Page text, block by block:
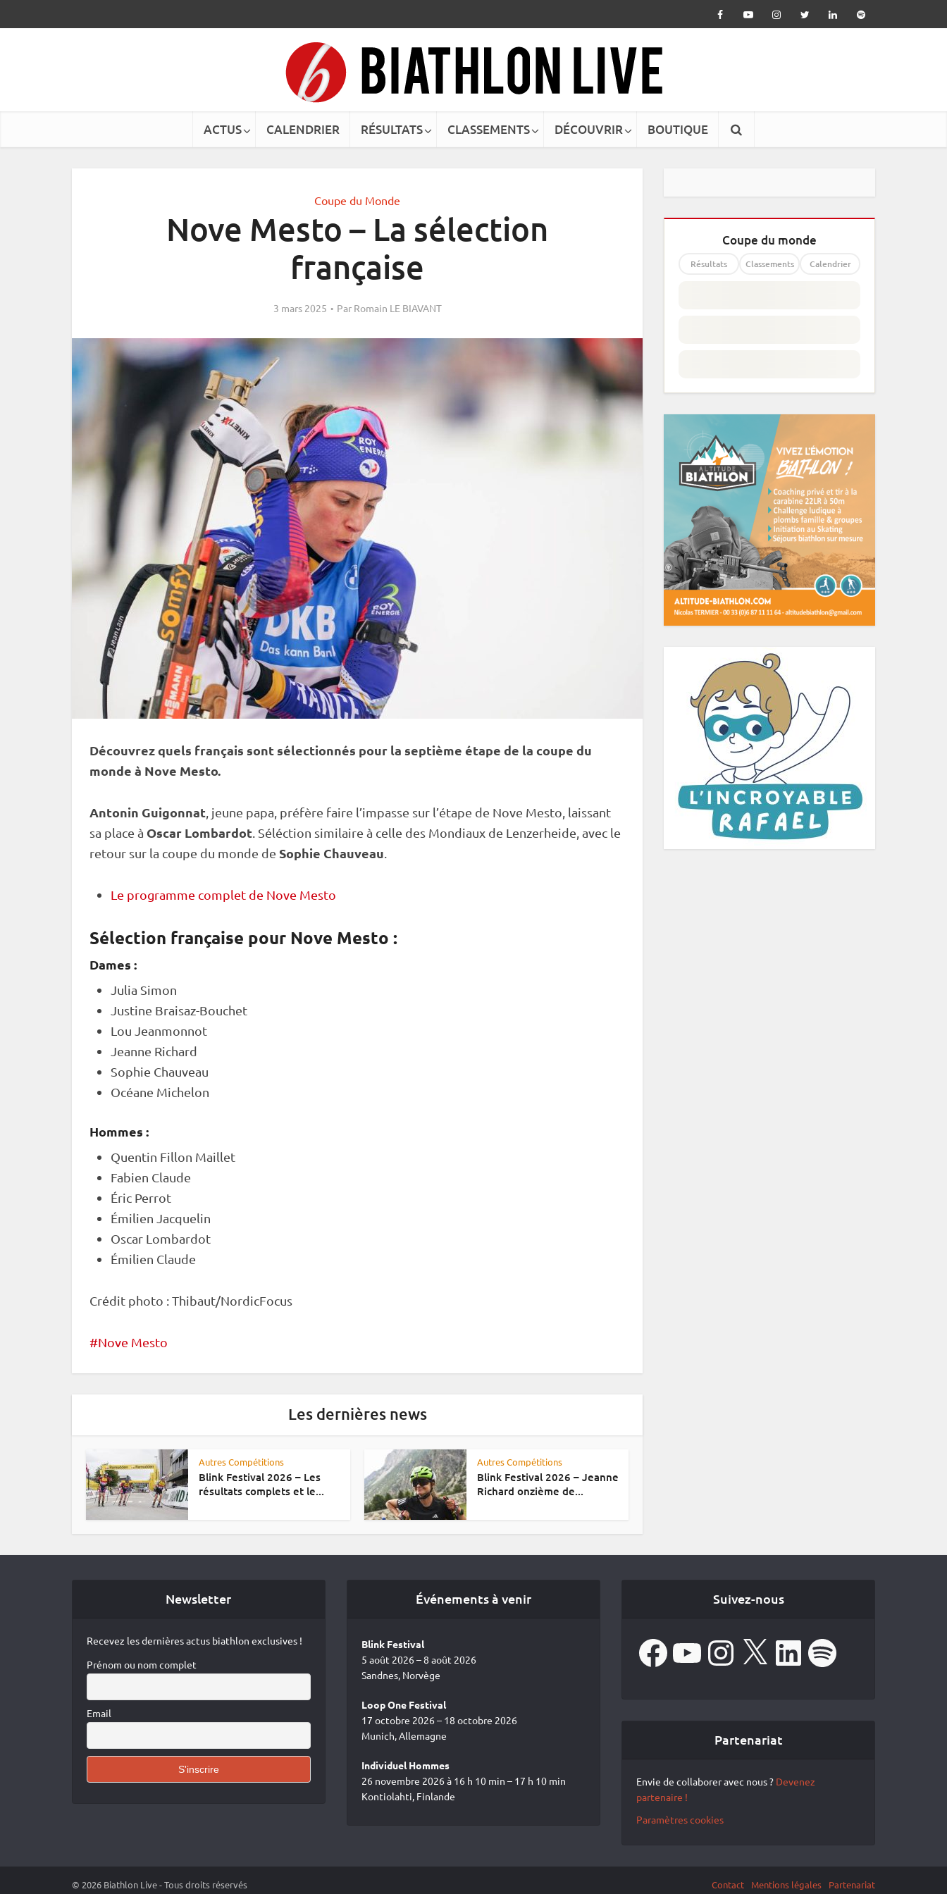
ACTUS CALENDRIER RÉSULTATS CLASSEMENTS DÉCOUVRIR BOUTIQUE
Coupe du Monde
Nove Mesto – La sélection
française
3 mars 2025 Par Romain LE BIAVANT
Découvrez quels français sont sélectionnés pour la septième étape de la coupe du
monde à Nove Mesto.
Antonin Guigonnat , jeune papa, préfère faire l’impasse sur l’étape de Nove Mesto, laissant
sa place à Oscar Lombardot . Séléction similaire à celle des Mondiaux de Lenzerheide, avec le
retour sur la coupe du monde de Sophie Chauveau
Le programme complet de Nove Mesto
Sélection française pour Nove Mesto :
Dames :
Julia Simon
Justine Braisaz-Bouchet
Lou Jeanmonnot
Jeanne Richard
Sophie Chauveau
Océane Michelon
Hommes :
Quentin Fillon Maillet
Fabien Claude
Éric Perrot
Émilien Jacquelin
Oscar Lombardot
Émilien Claude
Crédit photo : Thibaut/NordicFocus
Nove Mesto
Les dernières news
Autres Compétitions
Blink Festival 2026 – Les
résultats complets et le...
Autres Compétitions
Blink Festival 2026 – Jeanne
Richard onzième de...
Coupe du monde
Résultats Classements Calendrier
Newsletter
Recevez les dernières actus biathlon exclusives !
Prénom ou nom complet
Email
Événements à venir
Blink Festival
5 août 2026 – 8 août 2026
Sandnes, Norvège
Loop One Festival
17 octobre 2026 – 18 octobre 2026
Munich, Allemagne
Individuel Hommes
26 novembre 2026 à 16 h 10 min – 17 h 10 min
Kontiolahti, Finlande
Suivez-nous
FacebookYouTube Instagram
X LinkedIn Spotify
Partenariat
Envie de collaborer avec nous ? Devenez
partenaire !
Paramètres cookies
© 2026 Biathlon Live - Tous droits réservés Contact Mentions légales Partenariat